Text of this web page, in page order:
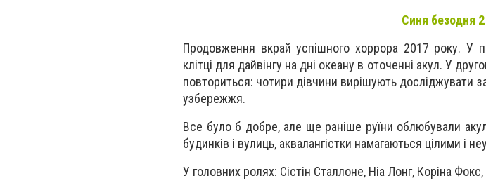
Синя безодня 2
Продовження вкрай успішного хоррора 2017 року. У
клітці для дайвінгу на дні океану в оточенні акул. У
повториться: чотири дівчини вирішують досліджувати
узбережжя.
Все було б добре, але ще раніше руїни облюбували
будинків і вулиць, аквалангістки намагаються цілими
У головних ролях: Сістін Сталлоне, Ніа Лонг, Коріна